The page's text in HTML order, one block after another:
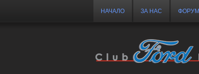
НАЧАЛО ЗА НАС ФОРУМ